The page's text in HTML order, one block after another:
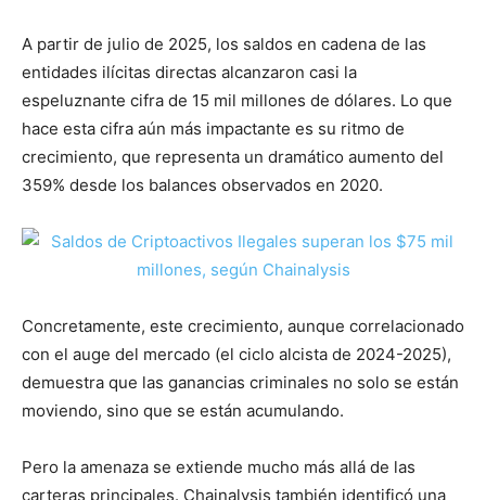
A partir de julio de 2025, los saldos en cadena de las
entidades ilícitas directas alcanzaron casi la
espeluznante cifra de 15 mil millones de dólares. Lo que
hace esta cifra aún más impactante es su ritmo de
crecimiento, que representa un dramático aumento del
359% desde los balances observados en 2020.
Concretamente, este crecimiento, aunque correlacionado
con el auge del mercado (el ciclo alcista de 2024-2025),
demuestra que las ganancias criminales no solo se están
moviendo, sino que se están acumulando.
Pero la amenaza se extiende mucho más allá de las
carteras principales. Chainalysis también identificó una